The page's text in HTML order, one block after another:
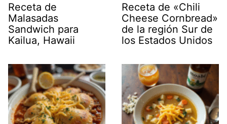
Receta de
Malasadas
Sandwich para
Kailua, Hawaii
Receta de «Chili
Cheese Cornbread»
de la región Sur de
los Estados Unidos